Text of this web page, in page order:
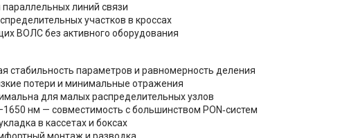
линий связи
участков в кроссах
ВОЛС без активного оборудования
стабильность параметров и равномерность деления
потери и минимальные отражения
для малых распределительных узлов
нм — совместимость с большинством PON‑систем
в кассетах и боксах